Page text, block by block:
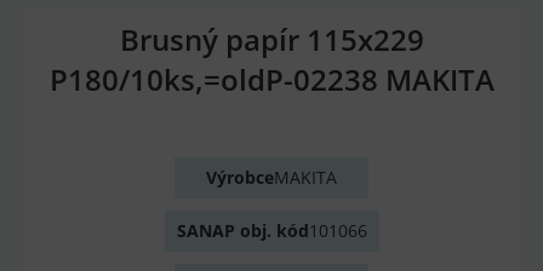
Brusný papír 115x229
P180/10ks,=oldP-02238 MAKITA
VýrobceMAKITA
SANAP obj. kód101066